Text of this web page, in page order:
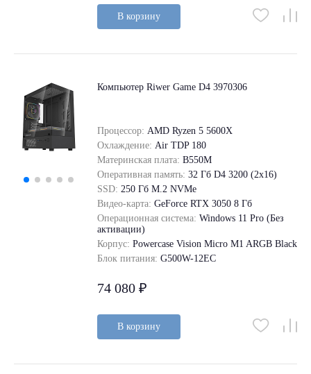
В корзину
Компьютер Riwer Game D4 3970306
Процессор: AMD Ryzen 5 5600X
Охлаждение: Air TDP 180
Материнская плата: B550M
Оперативная память: 32 Гб D4 3200 (2x16)
SSD: 250 Гб M.2 NVMe
Видео-карта: GeForce RTX 3050 8 Гб
Операционная система: Windows 11 Pro (Без
активации)
Корпус: Powercase Vision Micro M1 ARGB Black
Блок питания: G500W-12EC
74 080 ₽
В корзину